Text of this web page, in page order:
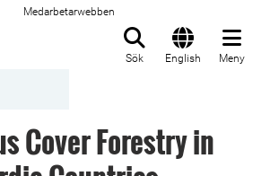
Medarbetarwebben
Sök English Meny
Cover Forestry in